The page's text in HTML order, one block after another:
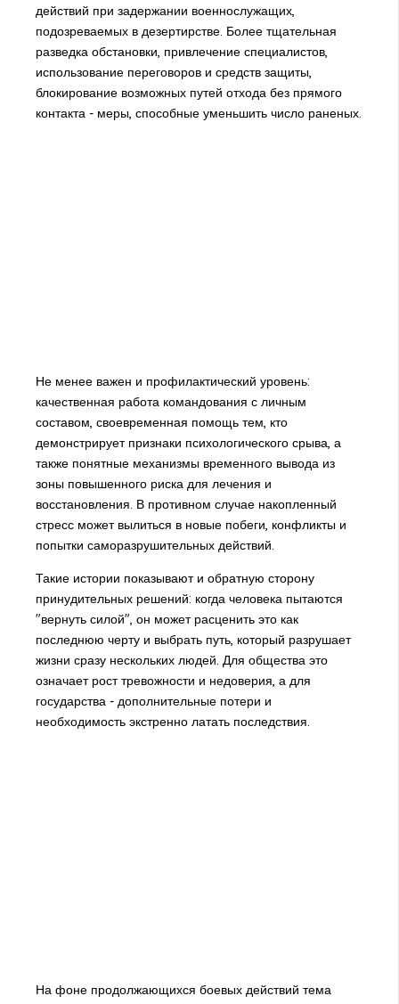
действий при задержании военнослужащих,
подозреваемых в дезертирстве. Более тщательная
разведка обстановки, привлечение специалистов,
использование переговоров и средств защиты,
блокирование возможных путей отхода без прямого
контакта - меры, способные уменьшить число раненых.
Не менее важен и профилактический уровень:
качественная работа командования с личным
составом, своевременная помощь тем, кто
демонстрирует признаки психологического срыва, а
также понятные механизмы временного вывода из
зоны повышенного риска для лечения и
восстановления. В противном случае накопленный
стресс может вылиться в новые побеги, конфликты и
попытки саморазрушительных действий.
Такие истории показывают и обратную сторону
принудительных решений: когда человека пытаются
"вернуть силой", он может расценить это как
последнюю черту и выбрать путь, который разрушает
жизни сразу нескольких людей. Для общества это
означает рост тревожности и недоверия, а для
государства - дополнительные потери и
необходимость экстренно латать последствия.
На фоне продолжающихся боевых действий тема